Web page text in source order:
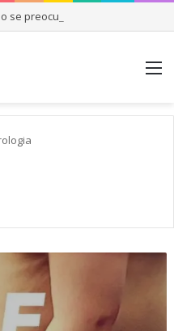
se preocupar